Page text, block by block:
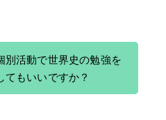
別活動で世界史の勉強を
てもいいですか？